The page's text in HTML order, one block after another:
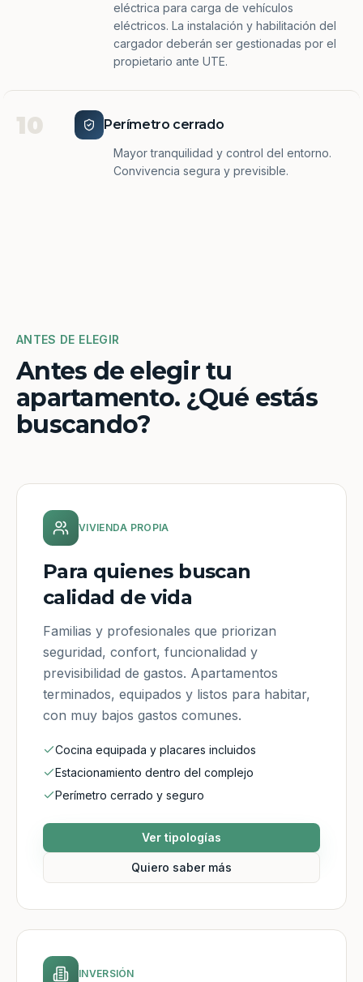
eléctrica para carga de vehículos
eléctricos. La instalación y habilitación del
cargador deberán ser gestionadas por el
propietario ante UTE.
10 Perímetro cerrado
Mayor tranquilidad y control del entorno.
Convivencia segura y previsible.
ANTES DE ELEGIR
Antes de elegir tu
apartamento. ¿Qué estás
buscando?
VIVIENDA PROPIA
Para quienes buscan
calidad de vida
Familias y profesionales que priorizan
seguridad, confort, funcionalidad y
previsibilidad de gastos. Apartamentos
terminados, equipados y listos para habitar,
con muy bajos gastos comunes.
Cocina equipada y placares incluidos
Estacionamiento dentro del complejo
Perímetro cerrado y seguro
Ver tipologías
Quiero saber más
INVERSIÓN